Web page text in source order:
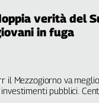
verità del
in fuga
il Mezzogiorno va
pubblici.